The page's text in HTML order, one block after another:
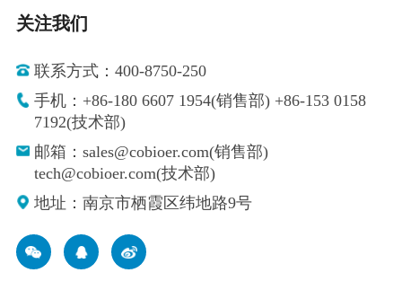
关注我们
联系方式：400-8750-250
手机：+86-180 6607 1954(销售部) +86-153 0158
7192(技术部)
邮箱：sales@cobioer.com(销售部)
tech@cobioer.com(技术部)
地址：南京市栖霞区纬地路9号